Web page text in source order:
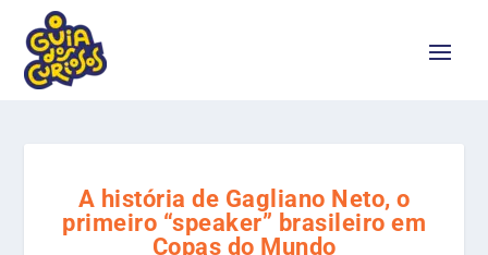
A história de Gagliano Neto, o
primeiro “speaker” brasileiro em
Copas do Mundo